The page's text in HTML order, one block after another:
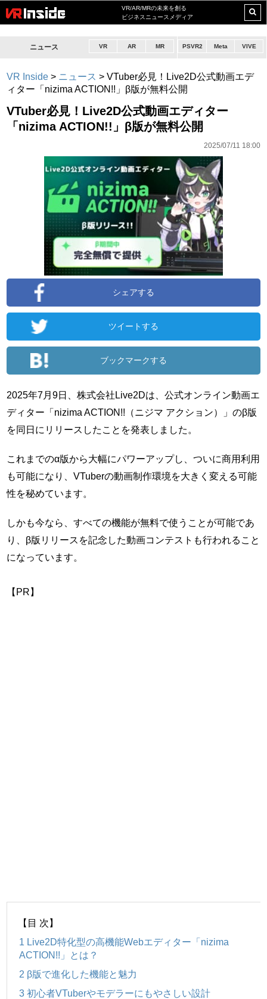
VR/AR/MRの未来を創る
ビジネスニュースメディア
ニュース VR AR MR PSVR2 Meta VIVE
VR Inside > ニュース >VTuber必見！Live2D公式動画エデ
ィター「nizima ACTION!!」β版が無料公開
VTuber必見！Live2D公式動画エディター
「nizima ACTION!!」β版が無料公開
2025/07/11 18:00
シェアする
ツイートする
ブックマークする
2025年7月9日、株式会社Live2Dは、公式オンライン動画エ
ディター「nizima ACTION!!（ニジマ アクション）」のβ版
を同日にリリースしたことを発表しました。
これまでのα版から大幅にパワーアップし、ついに商用利用
も可能になり、VTuberの動画制作環境を大きく変える可能
性を秘めています。
しかも今なら、すべての機能が無料で使うことが可能であ
り、β版リリースを記念した動画コンテストも行われること
になっています。
【PR】
【目 次】
1 Live2D特化型の高機能Webエディター「nizima
ACTION!!」とは？
2 β版で進化した機能と魅力
3 初心者VTuberやモデラーにもやさしい設計